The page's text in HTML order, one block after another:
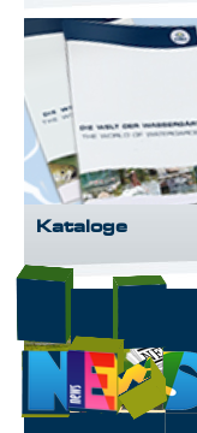
Kataloge